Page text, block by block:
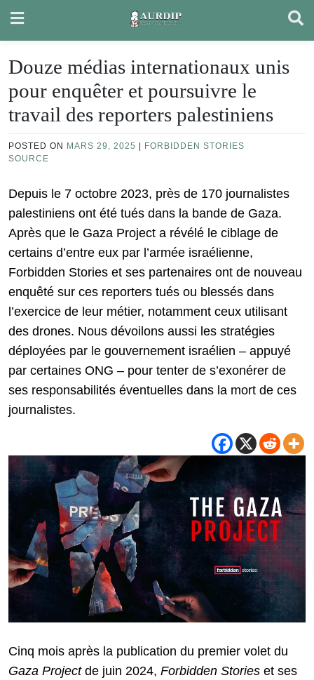
content
Douze médias internationaux unis
pour enquêter et poursuivre le
travail des reporters palestiniens
POSTED ON MARS 29, 2025
FORBIDDEN STORIES
SOURCE
Depuis le 7 octobre 2023, près de 170 journalistes
palestiniens ont été tués dans la bande de Gaza.
Après que le Gaza Project a révélé le ciblage de
certains d’entre eux par l’armée israélienne,
Forbidden Stories et ses partenaires ont de nouveau
enquêté sur ces reporters tués ou blessés dans
l’exercice de leur métier, notamment ceux utilisant
des drones. Nous dévoilons aussi les stratégies
déployées par le gouvernement israélien – appuyé
par certaines ONG – pour tenter de s’exonérer de
ses responsabilités éventuelles dans la mort de ces
journalistes.
Cinq mois après la publication du premier volet du
Gaza Project de juin 2024, Forbidden Stories et ses